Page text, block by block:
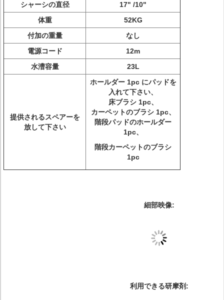
シャーシの直径
17" /10"
体重
52KG
付加の重量
なし
電源コード
12m
水漕容量
23L
提供されるスペアーを
放して下さい
ホールダー 1pc にパッドを
入れて下さい、
床ブラシ 1pc、
カーペットのブラシ 1pc、
階段パッドのホールダー
1pc、
階段カーペットのブラシ
1pc
細部映像:
利用できる研摩剤: